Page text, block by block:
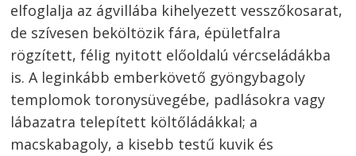
elfoglalja az ágvillába kihelyezett vesszőkosarat,
de szívesen beköltözik fára, épületfalra
rögzített, félig nyitott előoldalú vércseládákba
is. A leginkább emberkövető gyöngybagoly
templomok toronysüvegébe, padlásokra vagy
lábazatra telepített költőládákkal; a
macskabagoly, a kisebb testű kuvik és